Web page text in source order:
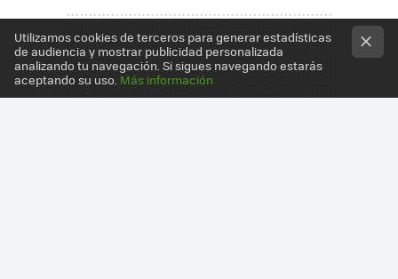
Utilizamos cookies de terceros para generar estadísticas
de audiencia y mostrar publicidad personalizada
analizando tu navegación. Si sigues navegando estarás
aceptando su uso. Más información